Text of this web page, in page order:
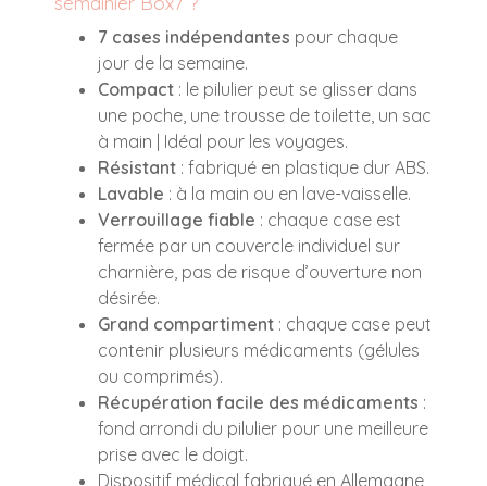
7 cases indépendantes pour chaque
jour de la semaine.
Compact : le pilulier peut se glisser dans
une poche, une trousse de toilette, un sac
à main | Idéal pour les voyages.
Résistant : fabriqué en plastique dur ABS.
Lavable : à la main ou en lave-vaisselle.
Verrouillage fiable : chaque case est
fermée par un couvercle individuel sur
charnière, pas de risque d’ouverture non
désirée.
Grand compartiment : chaque case peut
contenir plusieurs médicaments (gélules
ou comprimés).
Récupération facile des médicaments :
fond arrondi du pilulier pour une meilleure
prise avec le doigt.
Dispositif médical fabriqué en Allemagne,